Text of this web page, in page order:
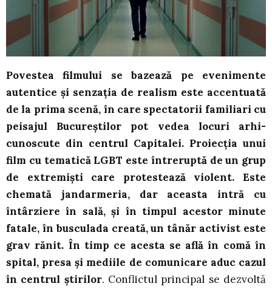
Povestea filmului se bazează pe evenimente
autentice și senzația de realism este accentuată
de la prima scenă, în care spectatorii familiari cu
peisajul Bucureștilor pot vedea locuri arhi-
cunoscute din centrul Capitalei. Proiecția unui
film cu tematică LGBT este întreruptă de un grup
de extremiști care protestează violent. Este
chemată jandarmeria, dar aceasta intră cu
întârziere în sală, și în timpul acestor minute
fatale, în busculada creată, un tânăr activist este
grav rănit. În timp ce acesta se află în comă în
spital, presa și mediile de comunicare aduc cazul
în centrul știrilor. Conflictul principal se dezvoltă